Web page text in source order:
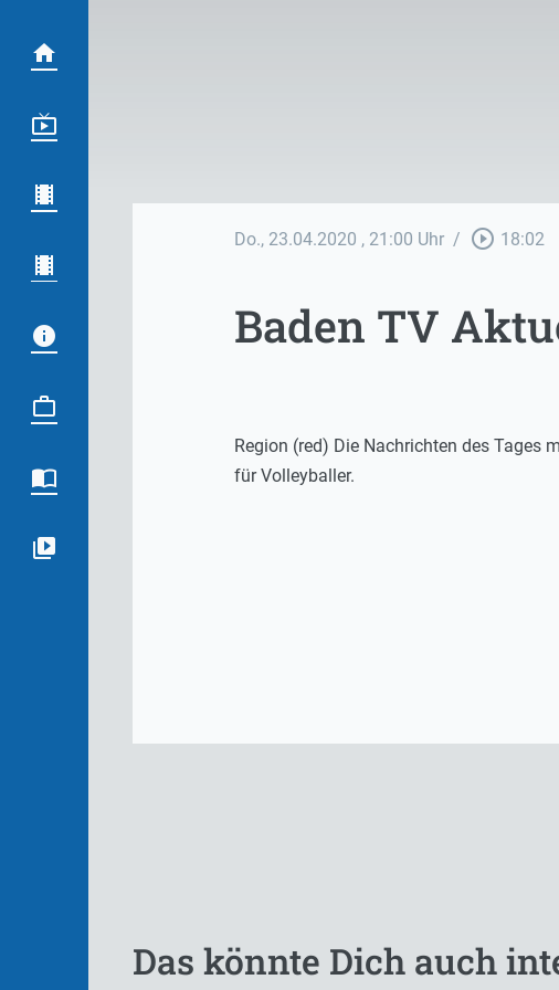
Do., 23.04.2020 , 21:00 Uhr / play_circle_outline 18:02
Baden TV
Region (red) Die Nachrichten des Tages
für Volleyballer.
Das könnte Dich auch